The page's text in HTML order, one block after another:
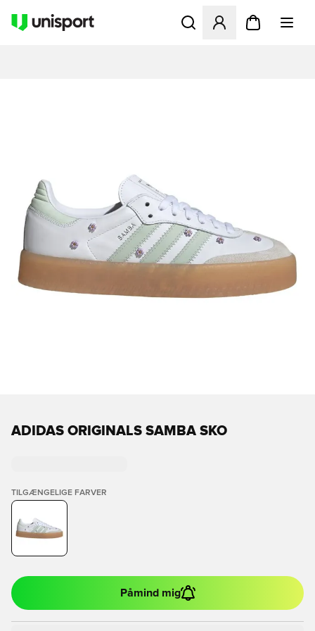
Åbner en Modal til at
ADIDAS ORIGINALS SAMBA SKO
TILGÆNGELIGE FARVER
Påmind mig